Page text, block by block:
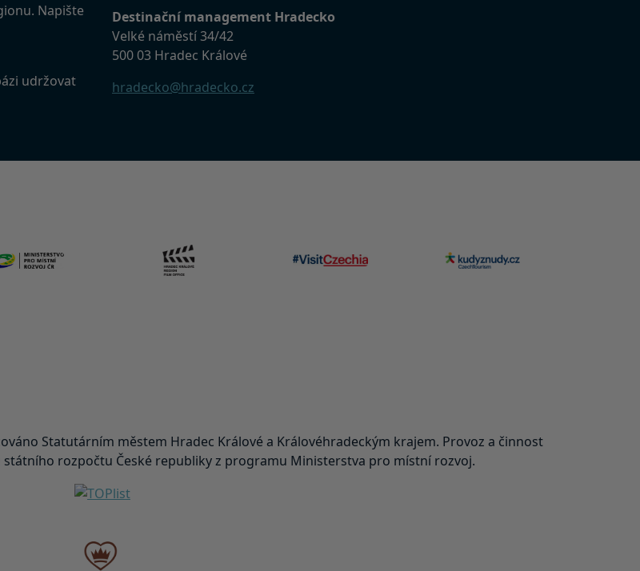
Napište
udržovat
Destinační management Hradecko
Velké náměstí 34/42
500 03 Hradec Králové
hradecko@hradecko.cz
Statutárním městem Hradec Králové a Královéhradeckým krajem. Provoz a činnost
rozpočtu České republiky z programu Ministerstva pro místní rozvoj.